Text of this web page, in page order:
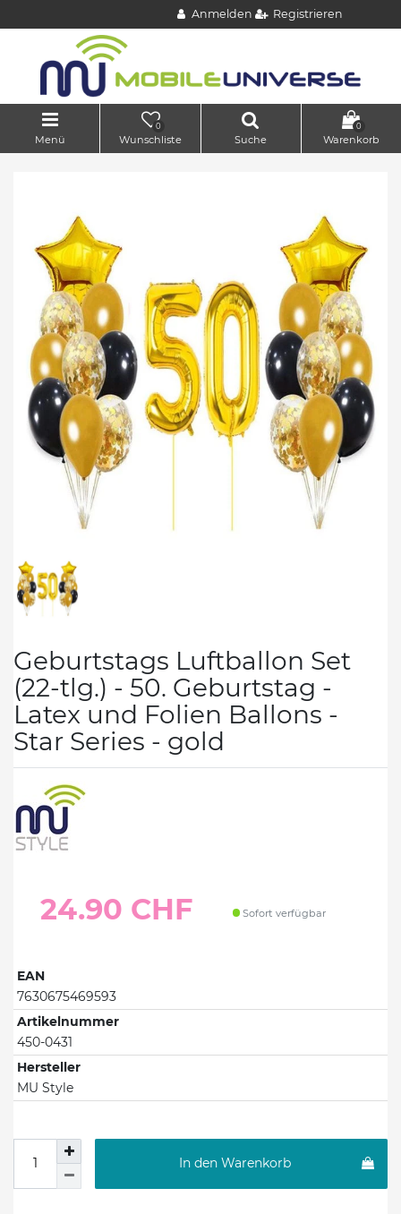
Anmelden Registrieren
Menü
0
Wunschliste Suche
0
Warenkorb
Geburtstags Luftballon Set
(22-tlg.) - 50. Geburtstag -
Latex und Folien Ballons -
Star Series - gold
24.90 CHF Sofort verfügbar
EAN
7630675469593
Artikelnummer
450-0431
Hersteller
MU Style
In den Warenkorb